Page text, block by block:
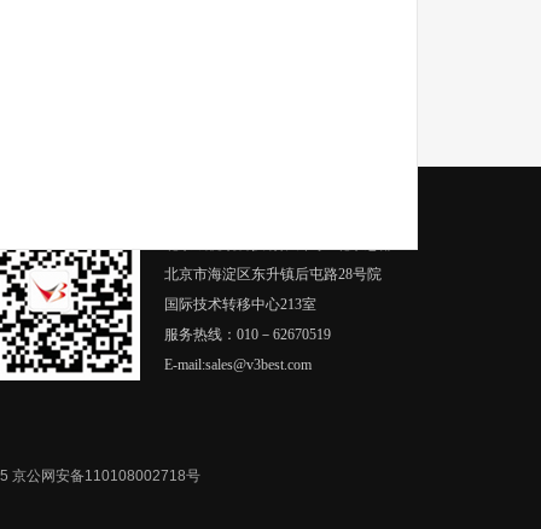
北京市海淀区东升镇后屯路28号院
国际技术转移中心213室
服务热线：010－62670519
E-mail:sales@v3best.com
京公网安备110108002718号